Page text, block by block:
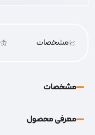
مشخصات
مشخصات
معرفی محصول